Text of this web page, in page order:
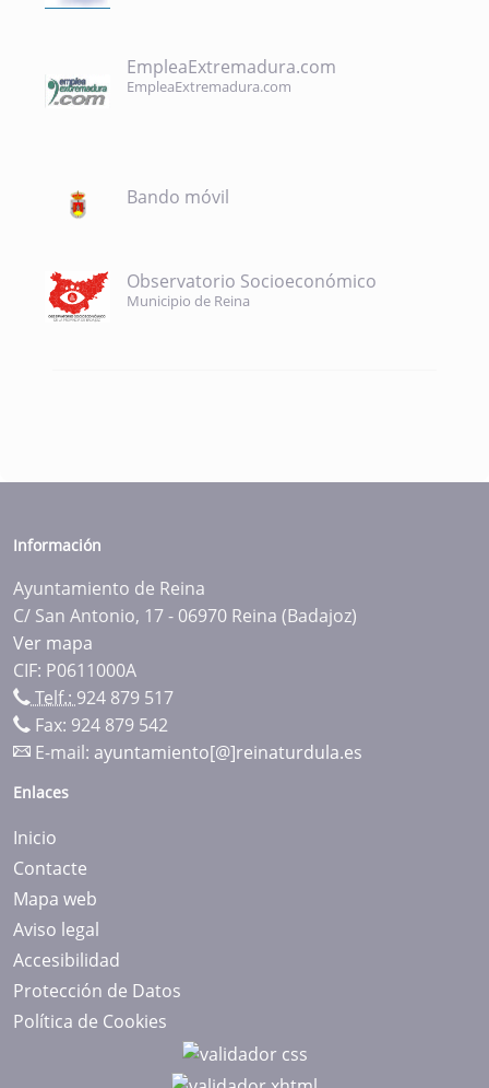
EmpleaExtremadura.com
EmpleaExtremadura.com
Bando móvil
Observatorio Socioeconómico
Municipio de Reina
Información
Ayuntamiento de Reina
C/ San Antonio, 17 - 06970 Reina (Badajoz)
Ver mapa
CIF: P0611000A
Telf.: 924 879 517
Fax: 924 879 542
E-mail: ayuntamiento[@]reinaturdula.es
Enlaces
Inicio
Contacte
Mapa web
Aviso legal
Accesibilidad
Protección de Datos
Política de Cookies